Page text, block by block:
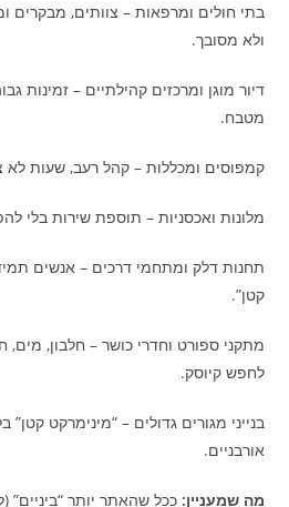
בתי חולים ומרפאות – צוותים, מבקרים
ולא מסובך.
דיור מוגן ומרכזים קהילתיים – זמינות
מטבח.
קמפוסים ומכללות – קהל רעב, שעות לא
מלונות ואכסניות – תוספת שירות בלי
תחנות דלק ומתחמי דרכים – אנשים
קטן”.
מתקני ספורט וחדרי כושר – חלבון, מים,
לחפש קיוסק.
בנייני מגורים גדולים – “מינימרקט קטן”
אורבניים.
מה שמעניין: ככל שהאתר יותר